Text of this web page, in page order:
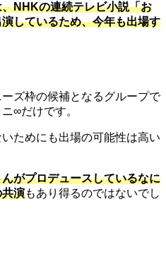
、NHKの連続テレビ小説「お
しているため、今年も出場す
ズ枠の候補となるグループで
∞だけです。
ためにも出場の可能性は高い
がプロデュースしているなに
演もあり得るのではないでし